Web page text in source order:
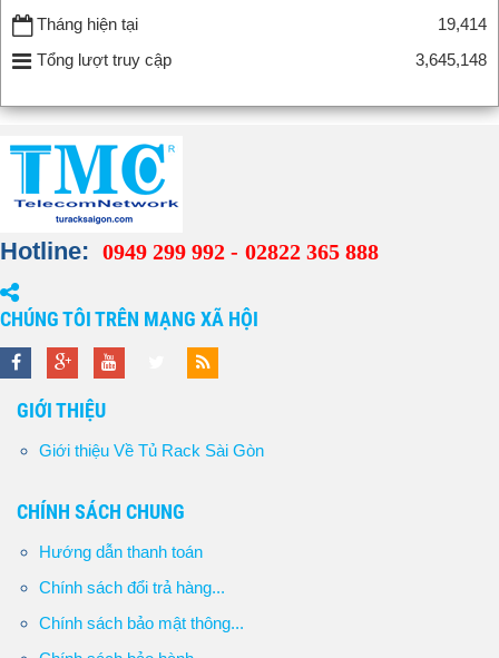
Tháng hiện tại
19,414
Tổng lượt truy cập
3,645,148
Hotline: 0949 299 992 - 02822 365 888
CHÚNG TÔI TRÊN MẠNG XÃ HỘI
GIỚI THIỆU
Giới thiệu Về Tủ Rack Sài Gòn
CHÍNH SÁCH CHUNG
Hướng dẫn thanh toán
Chính sách đổi trả hàng...
Chính sách bảo mật thông...